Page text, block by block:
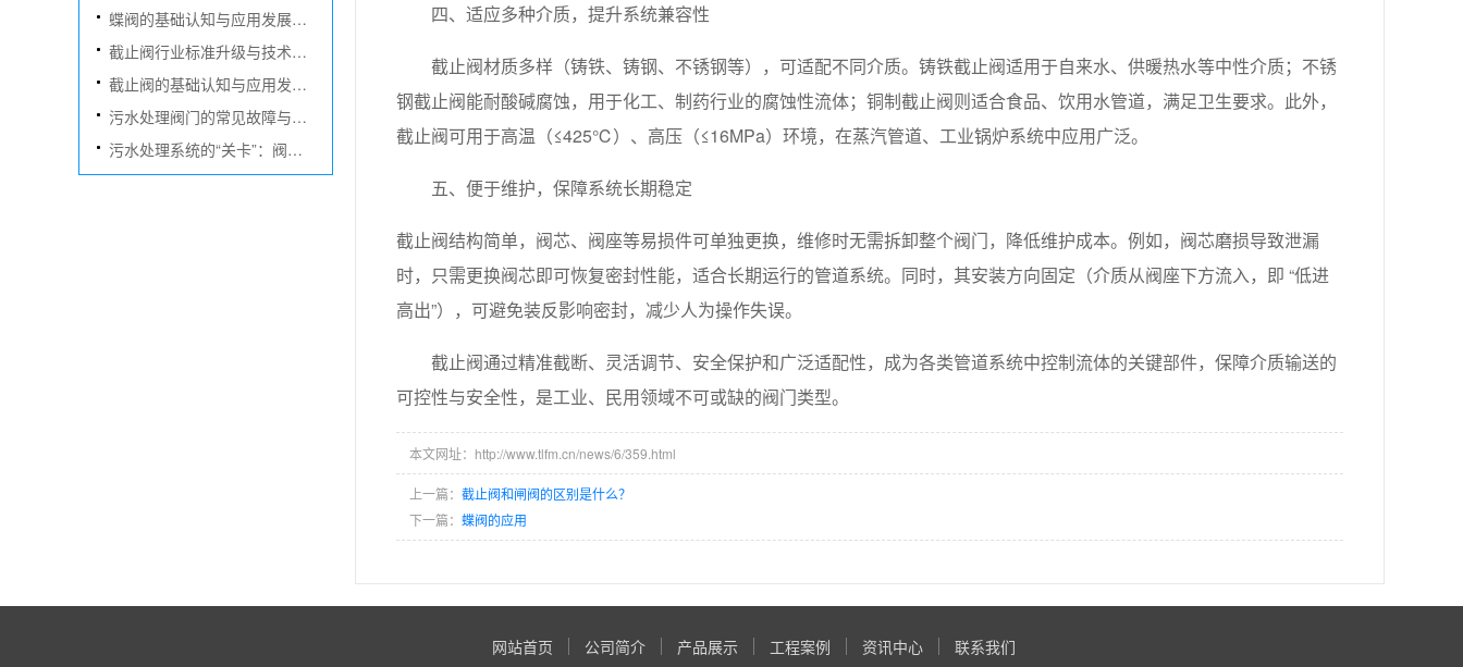
蝶阀的基础认知与应用发展：从流体隔断到精细调控的核心装备
截止阀行业标准升级与技术创新同步推进 智能化发展加速扩容
截止阀的基础认知与应用发展：从截断装置到流体控制的核心元件
污水处理阀门的常见故障与日常维护指南
污水处理系统的“关卡”：阀门的作用与选型要点
四、适应多种介质，提升系统兼容性
截止阀材质多样（铸铁、铸钢、不锈钢等），可适配不同介质。铸铁截止阀适用于自来水、供暖热水等中性介质；不锈
钢截止阀能耐酸碱腐蚀，用于化工、制药行业的腐蚀性流体；铜制截止阀则适合食品、饮用水管道，满足卫生要求。此外，
截止阀可用于高温（≤425℃）、高压（≤16MPa）环境，在蒸汽管道、工业锅炉系统中应用广泛。
五、便于维护，保障系统长期稳定
截止阀结构简单，阀芯、阀座等易损件可单独更换，维修时无需拆卸整个阀门，降低维护成本。例如，阀芯磨损导致泄漏
时，只需更换阀芯即可恢复密封性能，适合长期运行的管道系统。同时，其安装方向固定（介质从阀座下方流入，即 “低进
高出”），可避免装反影响密封，减少人为操作失误。
截止阀通过精准截断、灵活调节、安全保护和广泛适配性，成为各类管道系统中控制流体的关键部件，保障介质输送的
可控性与安全性，是工业、民用领域不可或缺的阀门类型。
本文网址：http://www.tlfm.cn/news/6/359.html
上一篇：截止阀和闸阀的区别是什么？
下一篇：蝶阀的应用
网站首页 公司简介 产品展示 工程案例 资讯中心 联系我们